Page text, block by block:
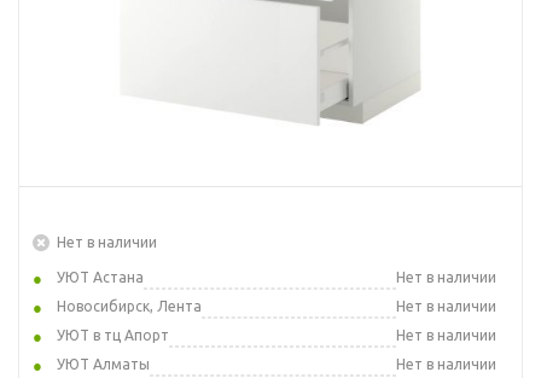
Нет в наличии
УЮТ Астана
Нет в наличии
Новосибирск, Лента
Нет в наличии
УЮТ в тц Апорт
Нет в наличии
УЮТ Алматы
Нет в наличии